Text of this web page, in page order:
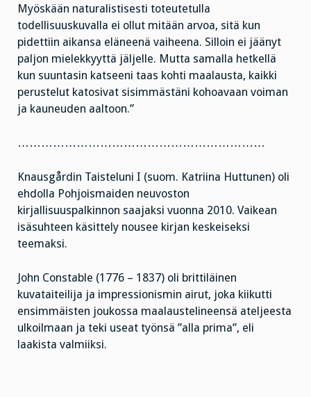
Myöskään naturalistisesti toteutetulla
todellisuuskuvalla ei ollut mitään arvoa, sitä kun
pidettiin aikansa eläneenä vaiheena. Silloin ei jäänyt
paljon mielekkyyttä jäljelle. Mutta samalla hetkellä
kun suuntasin katseeni taas kohti maalausta, kaikki
perustelut katosivat sisimmästäni kohoavaan voiman
ja kauneuden aaltoon.”
………………………………………………………
Knausgårdin Taisteluni I (suom. Katriina Huttunen) oli
ehdolla Pohjoismaiden neuvoston
kirjallisuuspalkinnon saajaksi vuonna 2010. Vaikean
isäsuhteen käsittely nousee kirjan keskeiseksi
teemaksi.
John Constable (1776 – 1837) oli brittiläinen
kuvataiteilija ja impressionismin airut, joka kiikutti
ensimmäisten joukossa maalaustelineensä ateljeesta
ulkoilmaan ja teki useat työnsä ”alla prima”, eli
laakista valmiiksi.